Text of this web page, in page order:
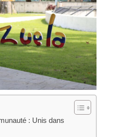
: Unis dans